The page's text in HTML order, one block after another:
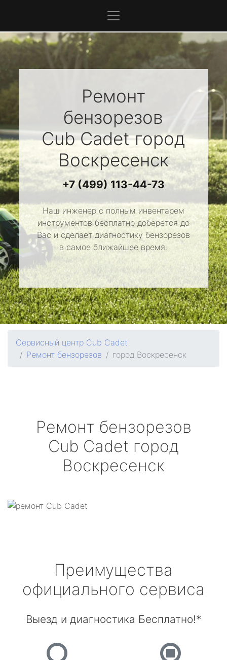
Ремонт
бензорезов
Cub Cadetгород
Воскресенск
+7 (499) 113-44-73
Наш инженер с полным инвентарем
инструментов бесплатно доберется до
Вас и сделает диагностику бензорезов
в самое ближайшее время.
Сервисный центр Cub Cadet
Ремонт бензорезов
город Воскресенск
Ремонт бензорезов
Cub Cadet город
Воскресенск
Преимущества
официального сервиса
Выезд и диагностика Бесплатно!*